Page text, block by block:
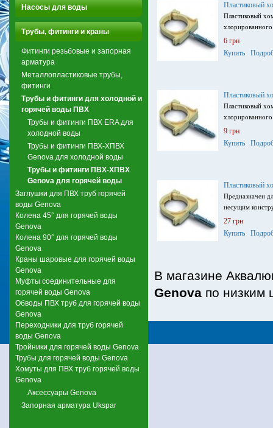
Насосы для воды
Трубы, фитинги и краны
Фитинги резьбовые и запорная
арматура
Металлопластиковые трубы,
фитинги
Трубы и фитинги для холодной и
горячей воды ПВХ
Трубы и фитинги ПВХ ERA для
холодной воды
Трубы и фитинги ПВХ-ХПВХ
Genova для холодной воды
Трубы и фитинги ПВХ-ХПВХ
Genova для горячей воды
Заглушки для ПВХ труб горячей
воды Genova
Колена 45° для горячей воды
Genova
Колена 90° для горячей воды
Genova
Краны шаровые для горячей воды
Genova
Муфты соединительные для
горячей воды Genova
Обводы ПВХ труб для горячей воды
Genova
Переходники для труб горячей
воды Genova
Тройники для горячей воды Genova
Трубы для горячей воды Genova
Хомуты для ПВХ труб горячей воды
Genova
Аксессуары Genova
Запорная арматура Ukspar
Пластиковый
Пластиковый
6 грн
Купить
Пластиковый
Пластиковый
9 грн
Купить
Пластиковый
Предназначен
несущим
27 грн
Купить
В магазине
Genova по низким